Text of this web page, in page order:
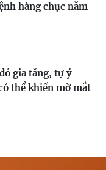
hàng chục năm
gia tăng, tự ý
thể khiến mờ mắt